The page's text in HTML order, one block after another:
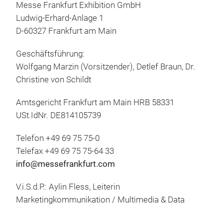
Messe Frankfurt Exhibition GmbH
Ludwig-Erhard-Anlage 1
D-60327 Frankfurt am Main
Geschäftsführung:
Wolfgang Marzin (Vorsitzender), Detlef Braun, Dr.
Christine von Schildt
Amtsgericht Frankfurt am Main HRB 58331
USt.IdNr. DE814105739
Telefon +49 69 75 75-0
Telefax +49 69 75 75-64 33
info@messefrankfurt.com
V.i.S.d.P.: Aylin Fless, Leiterin
Marketingkommunikation / Multimedia & Data